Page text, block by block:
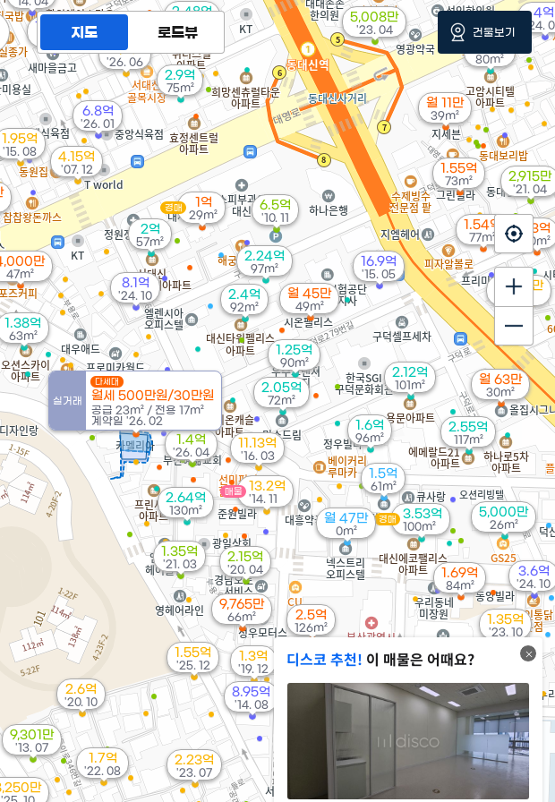
1억
29m²
경매
2.05억
72m²
3.53억
100m²
경매
2.4억
92m²
월 47만
0m²
월 63만
30m²
4억
'26. 06
월 33만
18m²
월 11만
39m²
1.4억
'26. 04
2억
57m²
2.48억
97m²
1.54억
77m²
실거래
다세대
월세 500만원/30만원
공급 23m² / 전용 17m²
계약일 '26. 02
월 35만
21m²
월 45만
49m²
6.8억
'26. 01
2.12억
101m²
13.2억
'14. 11
매물
1.55억
'25. 12
만
1.38억
63m²
1.69억
84m²
1.25억
90m²
4,500만
'24. 11
8.1억
'24. 10
2.9억
75m²
3.6억
'24. 10
4억
'24.
2.55억
117m²
1.35억
'23. 10
1.55억
73m²
2.5억
126m²
2.23억
'23. 07
5,000만
26m²
5,008만
'23. 04
만
47m²
1.7억
'22. 08
1.3억
70m²
1.5억
61m²
80m²
2.24억
97m²
2,915만
'21. 04
1.35억
'21. 03
2.6억
'20. 10
2.64억
130m²
2.15억
'20. 04
1.3억
'19. 12
1.8억
9,765만
66m²
1.6억
96m²
11.13억
'16. 03
15.6억
1.95억
'15. 08
16.9억
'15. 05
8.95억
'14. 08
9,301만
'13. 07
6.5억
'10. 11
4.15억
'07. 12
디스코 추천! 이 매물은 어때요?
지도 로드뷰 건물보기